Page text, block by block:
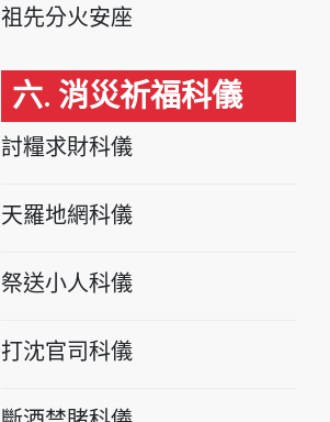
祖先分火安座
六. 消災祈福科儀
討糧求財科儀
天羅地網科儀
祭送小人科儀
打沈官司科儀